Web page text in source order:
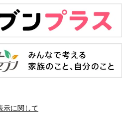
示に関して